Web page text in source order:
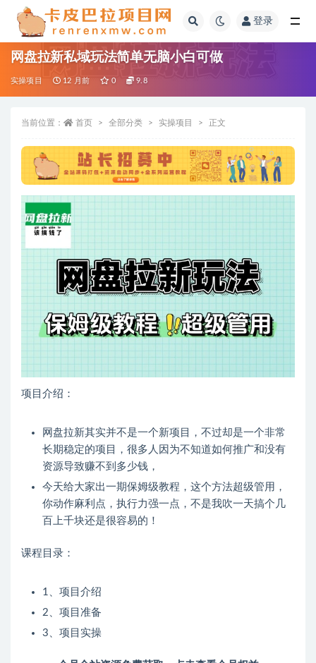
登录
网盘拉新私域玩法简单无脑小白可做
实操项目 12 月前 0 9.8
当前位置： 首页 全部分类 实操项目 正文
项目介绍：
网盘拉新其实并不是一个新项目，不过却是一个非常
长期稳定的项目，很多人因为不知道如何推广和没有
资源导致赚不到多少钱，
今天给大家出一期保姆级教程，这个方法超级管用，
你动作麻利点，执行力强一点，不是我吹一天搞个几
百上千块还是很容易的！
课程目录：
1、项目介绍
2、项目准备
3、项目实操
全部